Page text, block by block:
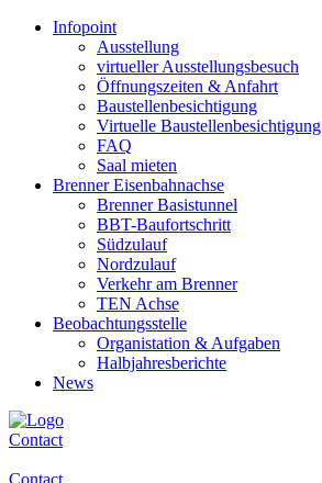
Infopoint
Ausstellung
virtueller Ausstellungsbesuch
Öffnungszeiten & Anfahrt
Baustellenbesichtigung
Virtuelle Baustellenbesichtigung
FAQ
Saal mieten
Brenner Eisenbahnachse
Brenner Basistunnel
BBT-Baufortschritt
Südzulauf
Nordzulauf
Verkehr am Brenner
TEN Achse
Beobachtungsstelle
Organistation & Aufgaben
Halbjahresberichte
News
Contact
Contact